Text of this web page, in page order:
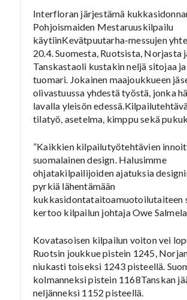
Interfloran järjestämä
Pohjoismaiden Mestaruuskilpailu
käytiinKevätpuutarha-messujen
20.4. Suomesta, Ruotsista, Norjasta
Tanskastaoli kustakin neljä sitojaa
tuomari. Jokainen maajoukkueen
olivastuussa yhdestä työstä, jonka
lavalla yleisön
tilatyö, asetelma, kimppu sekä
”Kaikkien kilpailutyötehtävien
suomalainen design. Halusimme
ohjatakilpailijoiden ajatuksia
pyrkiä lähentämään
kukkasidontataitoamuotoilutaiteen
kertoo kilpailun johtaja Owe
Kovatasoisen kilpailun voiton vei
Ruotsin joukkue pistein 1245,
niukasti toiseksi 1243 pisteellä.
kolmanneksi pistein 1168Tanskan
neljänneksi 1152 pisteellä.